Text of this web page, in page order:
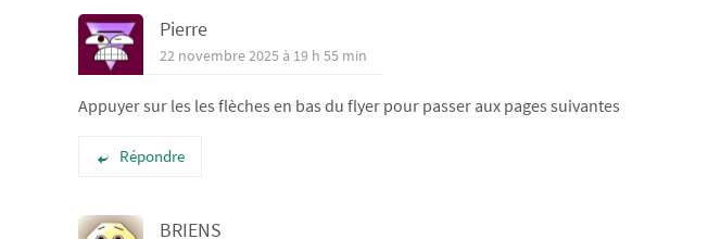
Pierre
22 novembre 2025 à 19 h 55 min
Appuyer sur les les flèches en bas du flyer pour passer aux pages suivantes
Répondre
BRIENS